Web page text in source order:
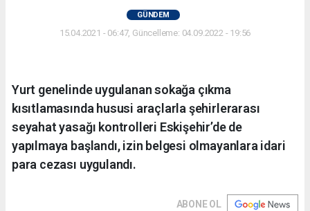
GÜNDEM
15.04.2021 - 06:47, Güncelleme: 04.09.2022 - 19:56
Yurt genelinde uygulanan sokağa çıkma
kısıtlamasında hususi araçlarla şehirlerarası
seyahat yasağı kontrolleri Eskişehir’de de
yapılmaya başlandı, izin belgesi olmayanlara idari
para cezası uygulandı.
ABONE OL